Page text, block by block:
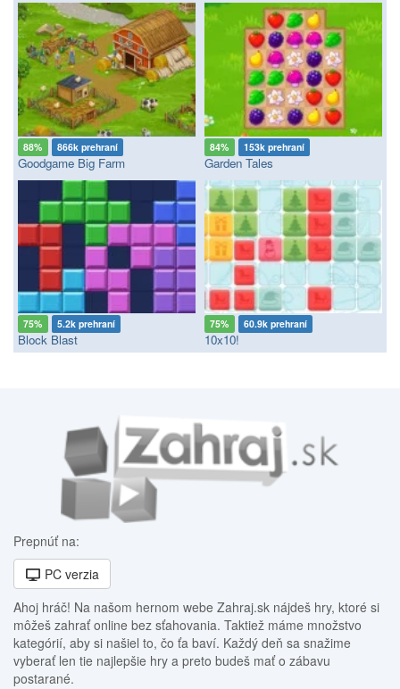
88% 866k prehraní
Goodgame Big Farm
84% 153k prehraní
Garden Tales
75% 5.2k prehraní
Block Blast
75% 60.9k prehraní
10x10!
Prepnúť na:
PC verzia
Ahoj hráč! Na našom hernom webe Zahraj.sk nájdeš hry, ktoré si
môžeš zahrať online bez sťahovania. Taktiež máme množstvo
kategórií, aby si našiel to, čo ťa baví. Každý deň sa snažime
vyberať len tie najlepšie hry a preto budeš mať o zábavu
postarané.